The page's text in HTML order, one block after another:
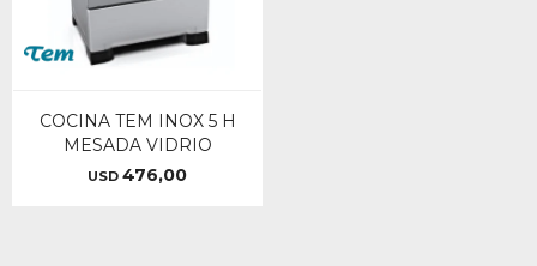
COCINA TEM INOX 5 H
MESADA VIDRIO
USD 476,00